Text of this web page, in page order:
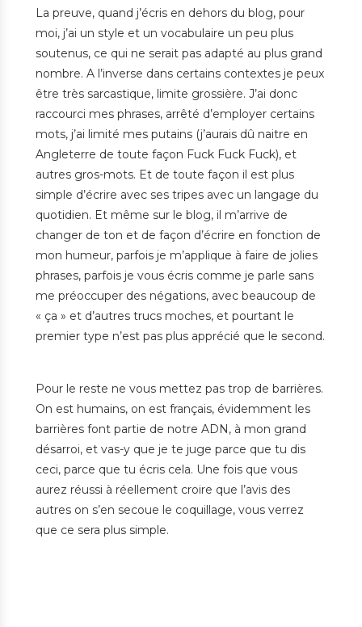
La preuve, quand j’écris en dehors du blog, pour
moi, j’ai un style et un vocabulaire un peu plus
soutenus, ce qui ne serait pas adapté au plus grand
nombre. A l’inverse dans certains contextes je peux
être très sarcastique, limite grossière. J’ai donc
raccourci mes phrases, arrêté d’employer certains
mots, j’ai limité mes putains (j’aurais dû naitre en
Angleterre de toute façon Fuck Fuck Fuck), et
autres gros-mots. Et de toute façon il est plus
simple d’écrire avec ses tripes avec un langage du
quotidien. Et même sur le blog, il m’arrive de
changer de ton et de façon d’écrire en fonction de
mon humeur, parfois je m’applique à faire de jolies
phrases, parfois je vous écris comme je parle sans
me préoccuper des négations, avec beaucoup de
« ça » et d’autres trucs moches, et pourtant le
premier type n’est pas plus apprécié que le second.
Pour le reste ne vous mettez pas trop de barrières.
On est humains, on est français, évidemment les
barrières font partie de notre ADN, à mon grand
désarroi, et vas-y que je te juge parce que tu dis
ceci, parce que tu écris cela. Une fois que vous
aurez réussi à réellement croire que l’avis des
autres on s’en secoue le coquillage, vous verrez
que ce sera plus simple.